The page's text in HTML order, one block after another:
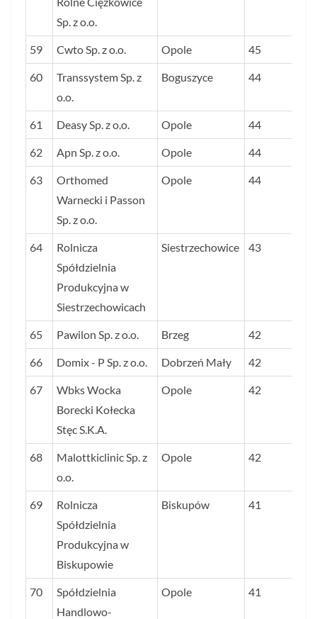
Sp. z o.o.
59 Cwto Sp. z o.o. Opole 45
60
Transsystem Sp. z
o.o.
Boguszyce 44
61 Deasy Sp. z o.o. Opole 44
62 Apn Sp. z o.o. Opole 44
63
Orthomed
Warnecki i Passon
Sp. z o.o.
Opole 44
64
Rolnicza
Spółdzielnia
Produkcyjna w
Siestrzechowicach
Siestrzechowice 43
65 Pawilon Sp. z o.o. Brzeg 42
66 Domix - P Sp. z o.o. Dobrzeń Mały 42
67
Wbks Wocka
Borecki Kołecka
Stęc S.K.A.
Opole 42
68
Malottkiclinic Sp. z
o.o.
Opole 42
69
Rolnicza
Spółdzielnia
Produkcyjna w
Biskupowie
Biskupów 41
70
Spółdzielnia
Handlowo-
Opole 41